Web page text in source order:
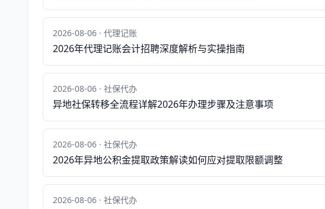
2026-08-06 · 代理记账
2026年代理记账会计招聘深度解析与实操指南
2026-08-06 · 社保代办
异地社保转移全流程详解2026年办理步骤及注意事项
2026-08-06 · 社保代办
2026年异地公积金提取政策解读如何应对提取限额调整
2026-08-06 · 社保代办